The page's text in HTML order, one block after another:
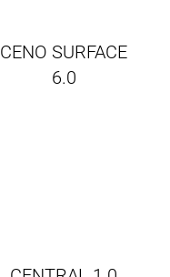
CENO SURFACE
6.0